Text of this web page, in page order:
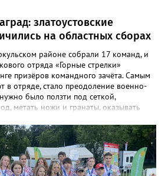
златоустовские
на областных сборах
районе собрали 17 команд, и
отряда «Горные стрелки»
призёров командного зачёта. Самым
в отряде, стало преодоление военно-
было ползти под сеткой,
метать ножи и гранаты, оказывать
старшие «Горные стрелки»
а их товарищи из средней группы –
программе были и визитка, и
конкурс музейных
этап под названием